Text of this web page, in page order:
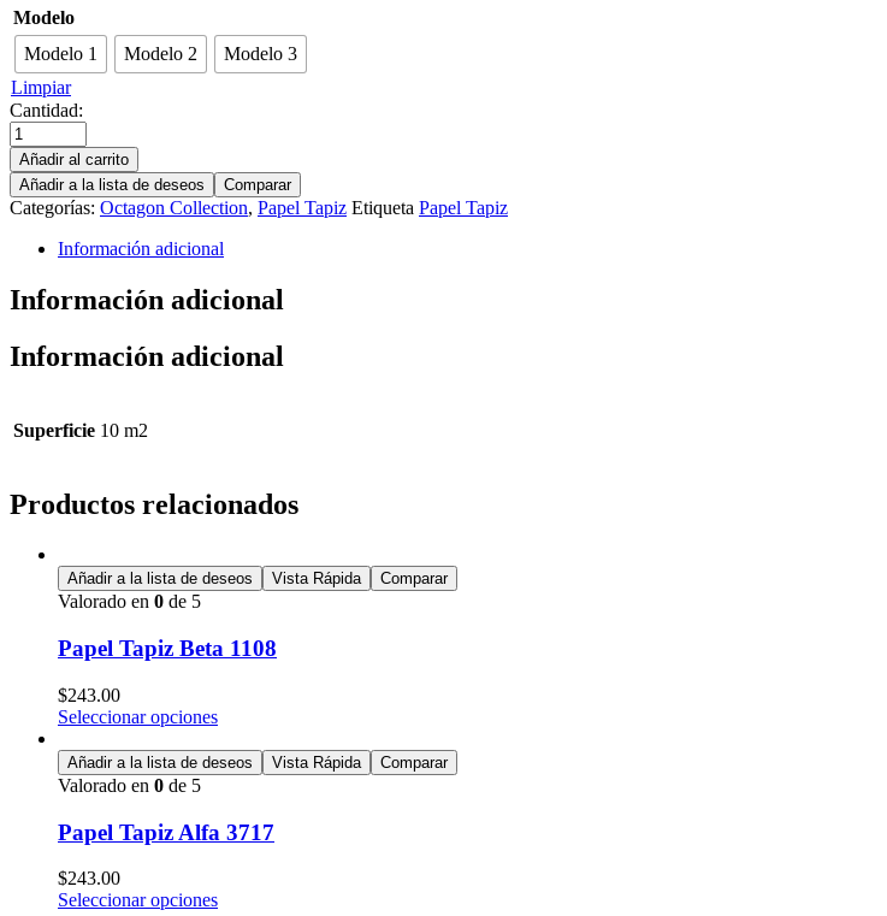
Modelo
Modelo 1
Modelo 2
Modelo 3
Limpiar
Cantidad:
Añadir al carrito
Añadir a la lista de deseos
Comparar
Categorías: Octagon Collection, Papel Tapiz Etiqueta Papel Tapiz
Información adicional
Información adicional
Información adicional
Superficie 10 m2
Productos relacionados
Añadir a la lista de deseos Vista Rápida Comparar
Valorado en 0 de 5
Papel Tapiz Beta 1108
$243.00
Seleccionar opciones
Añadir a la lista de deseos Vista Rápida Comparar
Valorado en 0 de 5
Papel Tapiz Alfa 3717
$243.00
Seleccionar opciones